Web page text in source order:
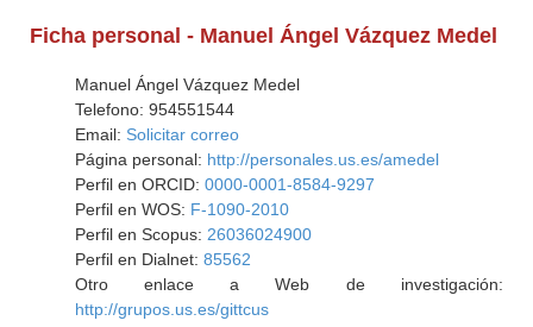
Ficha personal - Manuel Ángel Vázquez Medel
Manuel Ángel Vázquez Medel
Telefono: 954551544
Email: Solicitar correo
Página personal: http://personales.us.es/amedel
Perfil en ORCID: 0000-0001-8584-9297
Perfil en WOS: F-1090-2010
Perfil en Scopus: 26036024900
Perfil en Dialnet: 85562
Otro enlace a Web de investigación:
http://grupos.us.es/gittcus